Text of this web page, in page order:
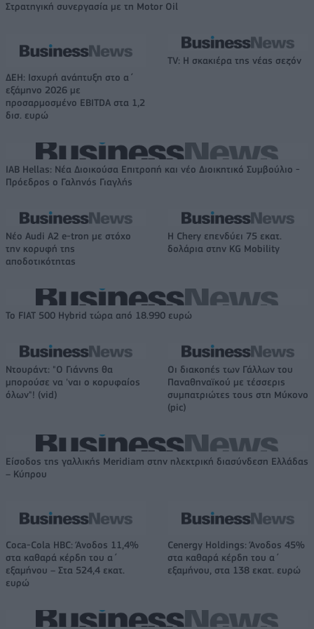
Στρατηγική συνεργασία με τη Motor Oil
ΔΕΗ: Ισχυρή ανάπτυξη στο α΄
εξάμηνο 2026 με
προσαρμοσμένο EBITDA στα 1,2
δισ. ευρώ
TV: Η σκακιέρα της νέας σεζόν
IAB Hellas: Νέα Διοικούσα Επιτροπή και νέο Διοικητικό Συμβούλιο -
Πρόεδρος ο Γαληνός Γιαγλής
Νέο Audi A2 e-tron με στόχο
την κορυφή της
αποδοτικότητας
Η Chery επενδύει 75 εκατ.
δολάρια στην KG Mobility
Το FIAT 500 Hybrid τώρα από 18.990 ευρώ
Ντουράντ: "Ο Γιάννης θα
μπορούσε να 'ναι ο κορυφαίος
όλων"! (vid)
Οι διακοπές των Γάλλων του
Παναθηναϊκού με τέσσερις
συμπατριώτες τους στη Μύκονο
(pic)
Είσοδος της γαλλικής Meridiam στην ηλεκτρική διασύνδεση Ελλάδας
– Κύπρου
Coca-Cola HBC: Άνοδος 11,4%
στα καθαρά κέρδη του α΄
εξαμήνου – Στα 524,4 εκατ.
ευρώ
Cenergy Holdings: Άνοδος 45%
στα καθαρά κέρδη του α΄
εξαμήνου, στα 138 εκατ. ευρώ